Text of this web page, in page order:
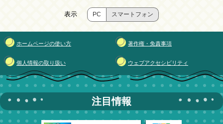
表示 PC スマートフォン
ホームページの使い方 著作権・免責事項
個人情報の取り扱い ウェブアクセシビリティ
注目情報